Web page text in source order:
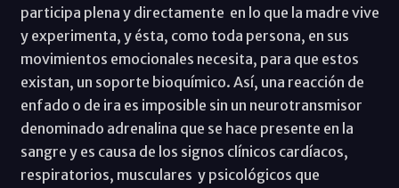
participa plena y directamente en lo que la madre vive
y experimenta, y ésta, como toda persona, en sus
movimientos emocionales necesita, para que estos
existan, un soporte bioquímico. Así, una reacción de
enfado o de ira es imposible sin un neurotransmisor
denominado adrenalina que se hace presente en la
sangre y es causa de los signos clínicos cardíacos,
respiratorios, musculares y psicológicos que